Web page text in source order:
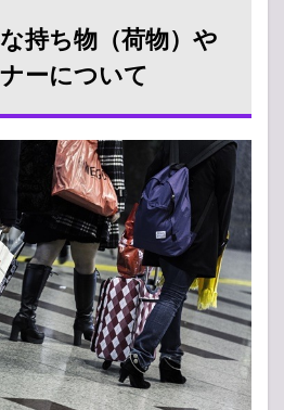
持ち物（荷物）や
ーについて